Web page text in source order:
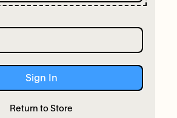
Sign In
Return to Store